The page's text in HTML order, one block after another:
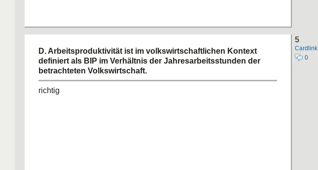
5
Cardlink
0
D. Arbeitsproduktivität ist im volkswirtschaftlichen Kontext
definiert als BIP im Verhältnis der Jahresarbeitsstunden der
betrachteten Volkswirtschaft.
richtig